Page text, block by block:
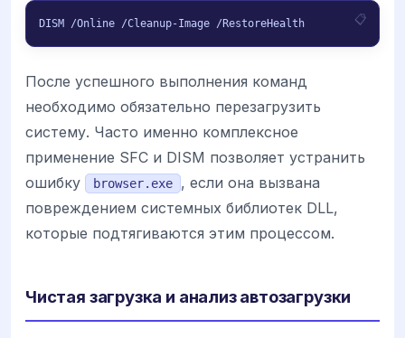
DISM /Online /Cleanup-Image /RestoreHealth
После успешного выполнения команд
необходимо обязательно перезагрузить
систему. Часто именно комплексное
применение SFC и DISM позволяет устранить
ошибку
browser.exe
, если она вызвана
повреждением системных библиотек DLL,
которые подтягиваются этим процессом.
Чистая загрузка и анализ автозагрузки